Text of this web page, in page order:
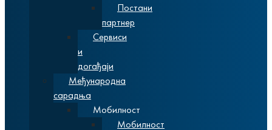
Постани
партнер
Сервиси
и
догађаји
Међународна
сарадња
Мобилност
Мобилност